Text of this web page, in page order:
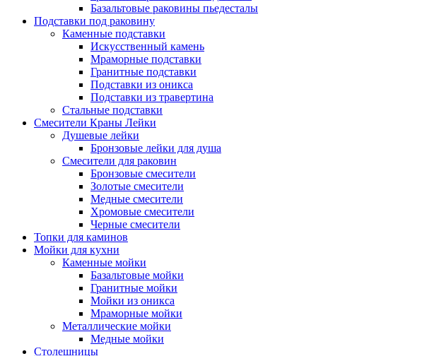
Базальтовые раковины пьедесталы
Подставки под раковину
Каменные подставки
Искусственный камень
Мраморные подставки
Гранитные подставки
Подставки из оникса
Подставки из травертина
Стальные подставки
Смесители Краны Лейки
Душевые лейки
Бронзовые лейки для душа
Смесители для раковин
Бронзовые смесители
Золотые смесители
Медные смесители
Хромовые смесители
Черные смесители
Топки для каминов
Мойки для кухни
Каменные мойки
Базальтовые мойки
Гранитные мойки
Мойки из оникса
Мраморные мойки
Металлические мойки
Медные мойки
Столешницы